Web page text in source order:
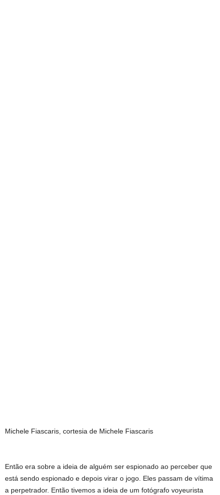
Michele Fiascaris, cortesia de Michele Fiascaris
Então era sobre a ideia de alguém ser espionado ao perceber que
está sendo espionado e depois virar o jogo. Eles passam de vítima
a perpetrador. Então tivemos a ideia de um fotógrafo voyeurista